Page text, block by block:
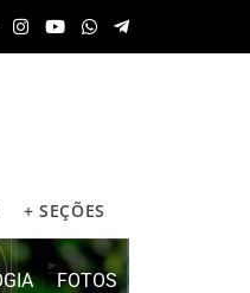
+ SEÇÕES
FOTOS